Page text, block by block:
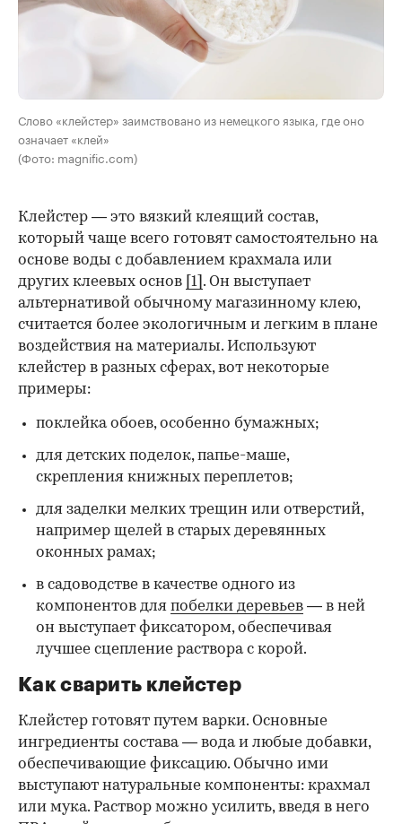
Слово «клейстер» заимствовано из немецкого языка, где оно
означает «клей»
(Фото: magnific.com)
00:00 / 00:00
Клейстер — это вязкий клеящий состав,
который чаще всего готовят самостоятельно на
основе воды с добавлением крахмала или
других клеевых основ [1] . Он выступает
альтернативой обычному магазинному клею,
считается более экологичным и легким в плане
воздействия на материалы. Используют
клейстер в разных сферах, вот некоторые
примеры:
поклейка обоев, особенно бумажных;
для детских поделок, папье-маше,
скрепления книжных переплетов;
для заделки мелких трещин или отверстий,
например щелей в старых деревянных
оконных рамах;
в садоводстве в качестве одного из
компонентов для побелки деревьев — в ней
он выступает фиксатором, обеспечивая
лучшее сцепление раствора с корой.
Как сварить клейстер
Клейстер готовят путем варки. Основные
ингредиенты состава — вода и любые добавки,
обеспечивающие фиксацию. Обычно ими
выступают натуральные компоненты: крахмал
или мука. Раствор можно усилить, введя в него